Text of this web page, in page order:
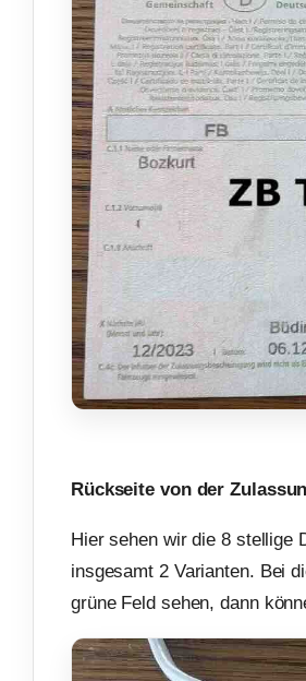
Rückseite von der
Hier sehen wir die 8 stellige
insgesamt 2 Varianten. Bei
grüne Feld sehen, dann